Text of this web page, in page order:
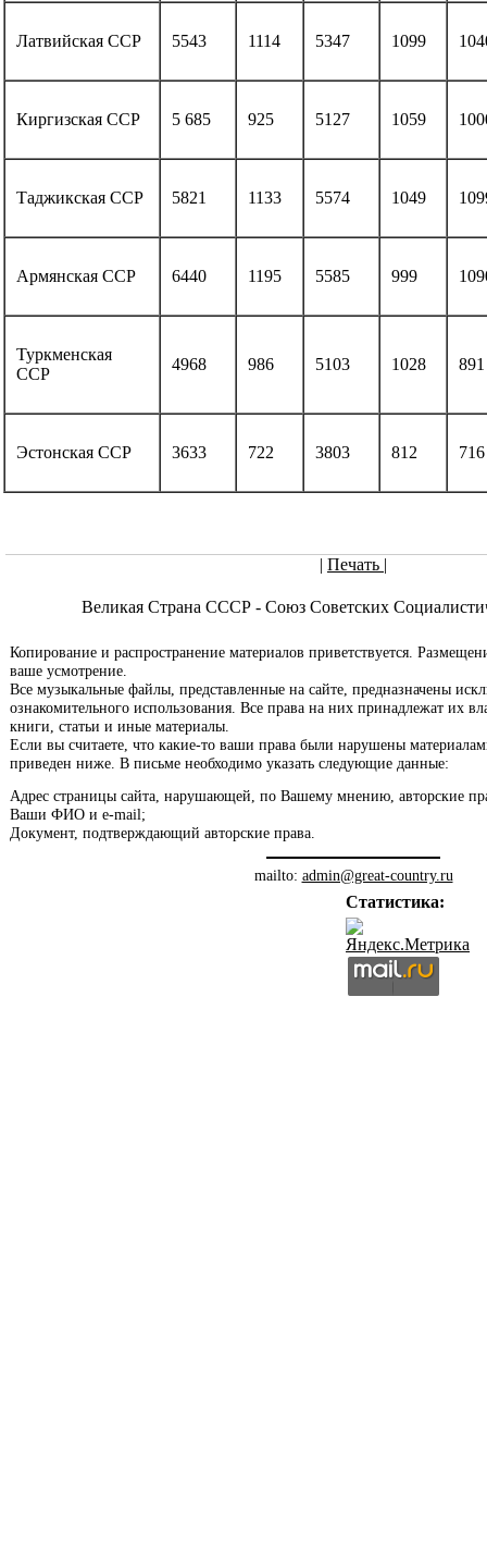
Латвийская ССР 5543 1114 5347 1099
Киргизская ССР 5 685 925 5127 1059
Таджикская ССР 5821 1133 5574 1049
Армянская ССР 6440 1195 5585 999
Туркменская
ССР
4968 986 5103 1028 891
Эстонская ССР 3633 722 3803 812 716
| Печать |
Великая Страна СССР - Союз Советских
Копирование и распространение материалов приветствуется.
ваше усмотрение.
Все музыкальные файлы, представленные на сайте, предназначены
ознакомительного использования. Все права на них принадлежат их
книги, статьи и иные материалы.
Если вы считаете, что какие-то ваши права были нарушены
приведен ниже. В письме необходимо указать следующие данные:
Адрес страницы сайта, нарушающей, по Вашему мнению, авторские
Ваши ФИО и e-mail;
Документ, подтверждающий авторские права.
mailto: admin@great-country.ru
Статистика: